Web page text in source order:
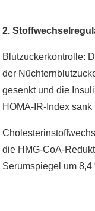
2.
Blutzuckerkontrolle:
der
gesenkt und die
HOMA-IR-Index sank
die HMG-CoA-
Serumspiegel um